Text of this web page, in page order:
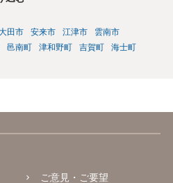
田市 安来市 江津市
雲南市
邑南町 津和野町 吉賀町
海士町
ご意見・ご要望